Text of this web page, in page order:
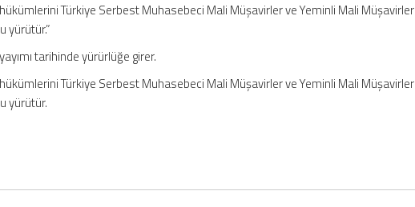
Türkiye Serbest Muhasebeci Mali Müşavirler ve Yeminli Mali Müşavirler
yürütür.”
tarihinde yürürlüğe girer.
Türkiye Serbest Muhasebeci Mali Müşavirler ve Yeminli Mali Müşavirler
yürütür.